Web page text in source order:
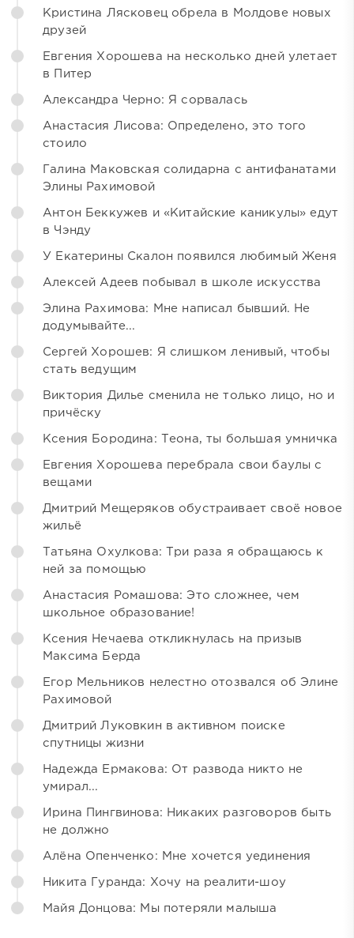
Кристина Лясковец обрела в Молдове новых
друзей
Евгения Хорошева на несколько дней улетает
в Питер
Александра Черно: Я сорвалась
Анастасия Лисова: Определено, это того
стоило
Галина Маковская солидарна с антифанатами
Элины Рахимовой
Антон Беккужев и «Китайские каникулы» едут
в Чэнду
У Екатерины Скалон появился любимый Женя
Алексей Адеев побывал в школе искусства
Элина Рахимова: Мне написал бывший. Не
додумывайте...
Сергей Хорошев: Я слишком ленивый, чтобы
стать ведущим
Виктория Дилье сменила не только лицо, но и
причёску
Ксения Бородина: Теона, ты большая умничка
Евгения Хорошева перебрала свои баулы с
вещами
Дмитрий Мещеряков обустраивает своё новое
жильё
Татьяна Охулкова: Три раза я обращаюсь к
ней за помощью
Анастасия Ромашова: Это сложнее, чем
школьное образование!
Ксения Нечаева откликнулась на призыв
Максима Берда
Егор Мельников нелестно отозвался об Элине
Рахимовой
Дмитрий Луковкин в активном поиске
спутницы жизни
Надежда Ермакова: От развода никто не
умирал...
Ирина Пингвинова: Никаких разговоров быть
не должно
Алёна Опенченко: Мне хочется уединения
Никита Гуранда: Хочу на реалити-шоу
Майя Донцова: Мы потеряли малыша